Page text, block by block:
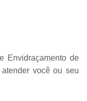
Fechamento de
Envidraçamento de
você ou seu